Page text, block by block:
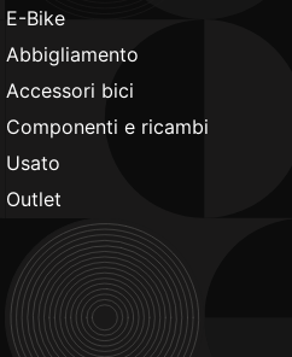
E-Bike
Abbigliamento
Accessori bici
Componenti e ricambi
Usato
Outlet